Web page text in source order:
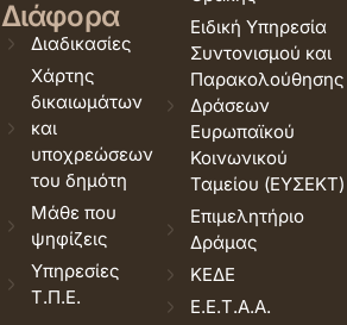
Διάφορα
Διαδικασίες
Χάρτης
δικαιωμάτων
και
υποχρεώσεων
του δημότη
Μάθε που
ψηφίζεις
Υπηρεσίες
Τ.Π.Ε.
Ειδική Υπηρεσία
Συντονισμού και
Παρακολούθησης
Δράσεων
Ευρωπαϊκού
Κοινωνικού
Ταμείου (ΕΥΣΕΚΤ)
Επιμελητήριο
Δράμας
ΚΕΔΕ
Ε.Ε.Τ.Α.Α.